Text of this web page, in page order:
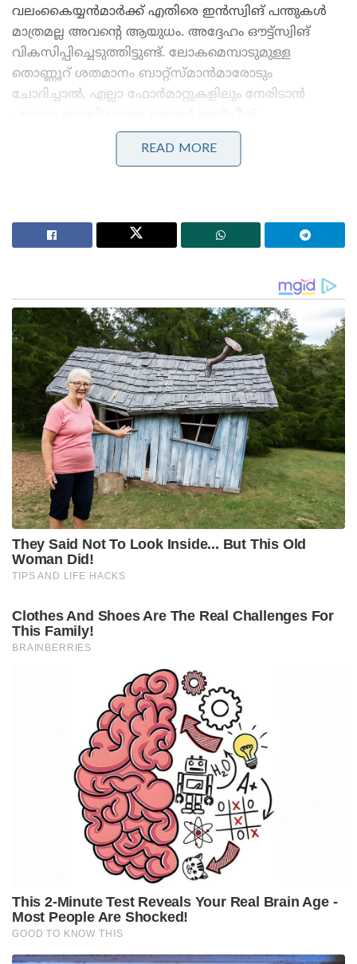
വലംകൈയ്യൻമാർക്ക് എതിരെ ഇൻസ്വിങ് പന്തുകൾ
മാത്രമല്ല അവന്റെ ആയുധം. അദ്ദേഹം ഔട്ട്സ്വിങ്
വികസിപ്പിച്ചെടുത്തിട്ടുണ്ട്. ലോകമെമ്പാടുമുള്ള
തൊണ്ണൂറ് ശതമാനം ബാറ്റ്സ്മാൻമാരോടും
ചോദിച്ചാൽ, എല്ലാ ഫോർമാറ്റുകളിലും നേരിടാൻ
ബുംറയാണെന്ന് അവർ പറയും,” മഹറൂഫ് ഇന്ത്യാ
കോമൺവെൽത്ത് ഗെയിംസ് പതാക ഏറ്റുവാങ്ങി
ഗ്ലാസ്‌ഗോയിൽ ഇന്ത്യൻ ബോക്സിങ് കരുത്ത്:
പ്രിയക്കും സാക്ഷിക്കും അരുന്ധതിക്കും സ്വർണം;
ലവ്‌ലിനയ്ക്ക് വെള്ളി
പേസർക്ക് പരിക്കേൽക്കുന്നതിന്റെ കാരണം മഹറൂഫ്
എടുത്തുപറയുകയും ബിസിസിഐയോട്
അദ്ദേഹത്തിന്റെ ജോലിഭാരം കൈകാര്യം ചെയ്യാൻ
ആവശ്യപ്പെടുകയും ചെയ്തു. “അദ്ദേഹത്തിന്
പുറംവേദനയുണ്ട്, അയാൾക്ക് നിരന്തരം
പരിക്കേൽക്കുന്നു. ബിസിസിഐ അദ്ദേഹത്തിന്റെ
ജോലിഭാരം ശ്രദ്ധാപൂർവ്വം കൈകാര്യം ചെയ്യേണ്ടതുണ്ട്.
അദ്ദേഹത്തിന്റെ അന്താരാഷ്ട്ര കരിയർ
നേടിയെടുക്കണം. ഒരു ഫാസ്റ്റ് ബൗളർ പന്ത്
എറിയുമ്പോൾ, അത് പുറം, കാൽമുട്ട്, കണങ്കാലുകൾ
എന്നിവയിൽ സമ്മർദ്ദം ചെലുത്തുന്നു. ബുംറ ഒരു ക്ലാസ്
എപ്പോഴും വരില്ല” അദ്ദേഹം കൂട്ടിച്ചേർത്തു.
പരിക്കുകൾ കളിയുടെ ഭാഗമാണെന്നും മഹറൂഫ്
പറഞ്ഞു. “പരിക്കുകൾ സംഭവിക്കാൻ സാധ്യതയുണ്ട്.
ജസ്പ്രീത് ബുംറ ഈ നാളുകളിൽ ഒരുപാട് ഓവറുകൾ
ടെസ്റ്റിൽ പന്തെറിഞ്ഞിട്ടുണ്ട്. കാരണം ഫാസ്റ്റ് ബൗളിംഗ്
എളുപ്പമല്ല. അദ്ദേഹം ഇന്ത്യയ്ക്കുവേണ്ടി കളിക്കുന്നത്
തുടരുകയും വിക്കറ്റുകൾക്കായുള്ള ദാഹം
നിലനിർത്തുകയും ചെയ്യുമെന്ന് ഞാൻ
പ്രതീക്ഷിക്കുന്നു. അദ്ദേഹത്തെ ബിസിസിഐ
പരിപാലിക്കുമെന്ന് ഞാൻ പ്രതീക്ഷിക്കുന്നു,” അദ്ദേഹം
jasprit bumrah Farveez Maharoof
READ MORE